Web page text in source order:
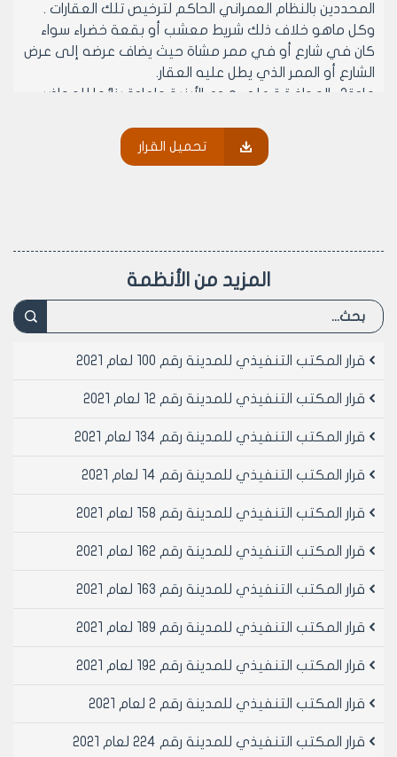
المحددين بالنظام العمراني الحاكم لترخيص تلك العقارات .
وكل ماهو خلاف ذلك شريط معشب أو بقعة خضراء سواء
كان في شارع أو في ممر مشاة حيث يضاف عرضه إلى عرض
الشارع أو الممر الذي يطل عليه العقار.
مادة2- الموافقة على هدم الأبنية وإعادة بنائها للمحاضر
لشروط وتعريف الحديقة الواردة في المادة الأولى من هذا
القرار وفق أحكام النظام العمراني الحاكم للعقار المطلوب
مادة4- ينشر هذا القرار في لوحة إعلانات مجلس المدينة
نائب رئيس المكتب التنفيذي لمجلس
المهندسة لمى المعمار
تحميل القرار
المزيد من الأنظمة
قرار المكتب التنفيذي للمدينة رقم 100 لعام 2021
قرار المكتب التنفيذي للمدينة رقم 12 لعام 2021
قرار المكتب التنفيذي للمدينة رقم 134 لعام 2021
قرار المكتب التنفيذي للمدينة رقم 14 لعام 2021
قرار المكتب التنفيذي للمدينة رقم 158 لعام 2021
قرار المكتب التنفيذي للمدينة رقم 162 لعام 2021
قرار المكتب التنفيذي للمدينة رقم 163 لعام 2021
قرار المكتب التنفيذي للمدينة رقم 189 لعام 2021
قرار المكتب التنفيذي للمدينة رقم 192 لعام 2021
قرار المكتب التنفيذي للمدينة رقم 2 لعام 2021
قرار المكتب التنفيذي للمدينة رقم 224 لعام 2021